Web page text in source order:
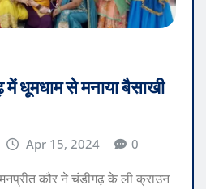
धूमधाम से मनाया बैसाखी
Apr 15, 2024 0
कौर ने चंडीगढ़ के ली क्राउन